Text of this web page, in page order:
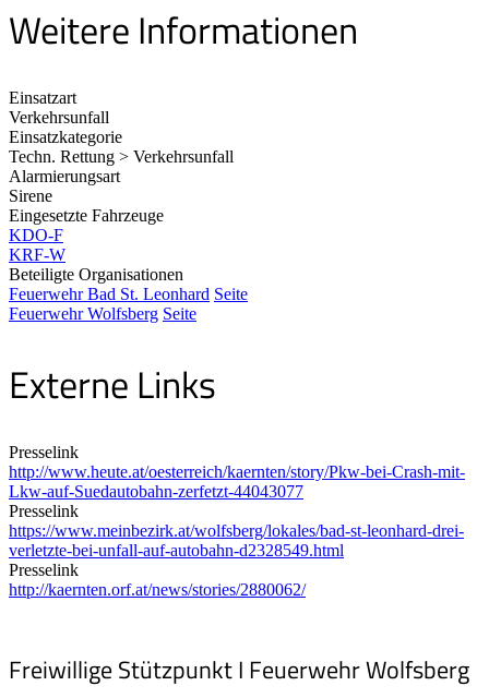
Weitere Informationen
Einsatzart
Verkehrsunfall
Einsatzkategorie
Techn. Rettung > Verkehrsunfall
Alarmierungsart
Sirene
Eingesetzte Fahrzeuge
KDO-F
KRF-W
Beteiligte Organisationen
Feuerwehr Bad St. Leonhard Seite
Feuerwehr Wolfsberg Seite
Externe Links
Presselink
http://www.heute.at/oesterreich/kaernten/story/Pkw-bei-Crash-mit-
Lkw-auf-Suedautobahn-zerfetzt-44043077
Presselink
https://www.meinbezirk.at/wolfsberg/lokales/bad-st-leonhard-drei-
verletzte-bei-unfall-auf-autobahn-d2328549.html
Presselink
http://kaernten.orf.at/news/stories/2880062/
Freiwillige Stützpunkt I Feuerwehr Wolfsberg